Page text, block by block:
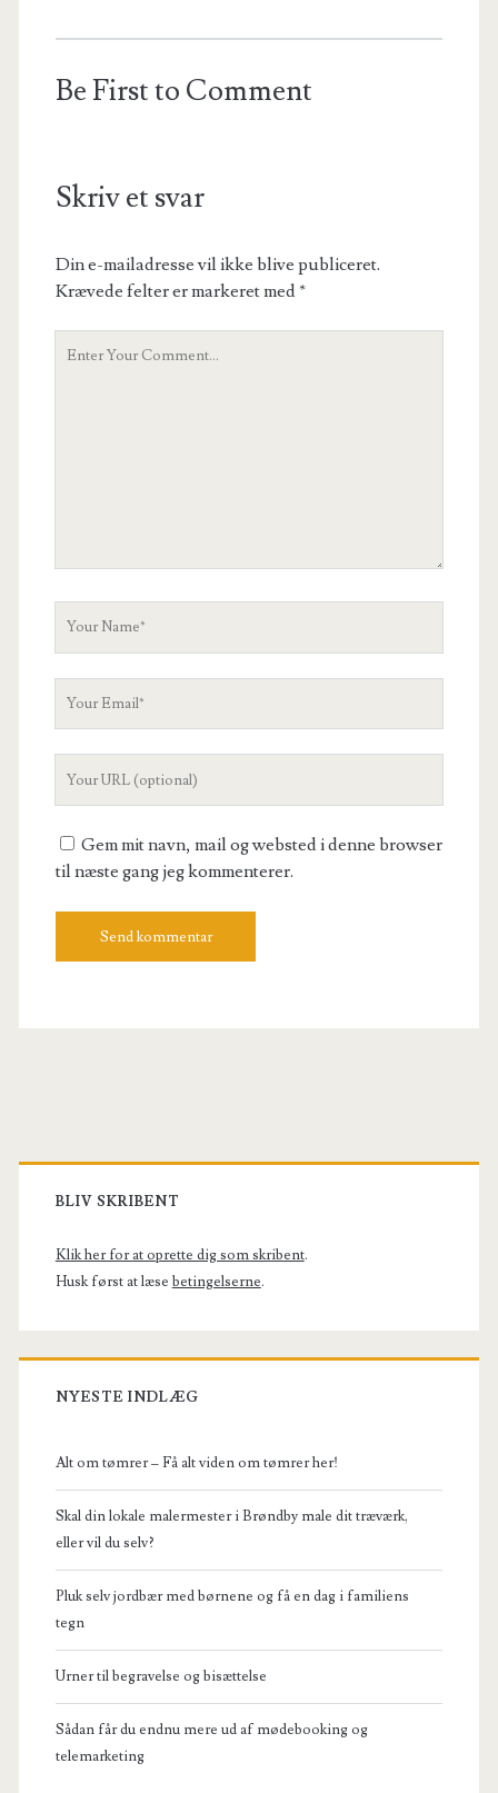
Be First to Comment
Skriv et svar
Din e-mailadresse vil ikke blive publiceret.
Krævede felter er markeret med*
Your
Gem mit navn, mail og websted i denne browser
til næste gang jeg kommenterer.
Primary
Sidebar
BLIV SKRIBENT
Klik her for at oprette dig som skribent.
Husk først at læse betingelserne.
NYESTE INDLÆG
Alt om tømrer – Få alt viden om tømrer her!
Skal din lokale malermester i Brøndby male dit træværk,
eller vil du selv?
Pluk selv jordbær med børnene og få en dag i familiens
tegn
Urner til begravelse og bisættelse
Sådan får du endnu mere ud af mødebooking og
telemarketing